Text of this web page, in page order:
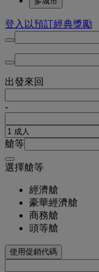
登入以預訂經典獎勵
出發來回
-
艙等
選擇艙等
經濟艙
豪華經濟艙
商務艙
頭等艙
使用促銷代碼